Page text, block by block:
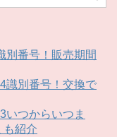
別番号！販売期間
識別番号！交換で
いつからいつま
も紹介